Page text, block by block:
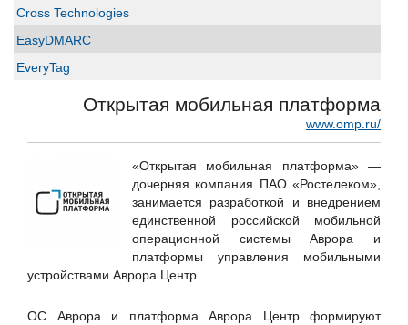
Cross Technologies
EasyDMARC
EveryTag
ICT-Online.ru «Инфокоммуникации онлайн»
LURE IT / ООО «Люр АйТи»
Positive Technologies
RSpectr
RuSIEM
Открытая мобильная платформа
www.omp.ru/
«Открытая мобильная платформа» —
дочерняя компания ПАО «Ростелеком»,
занимается разработкой и внедрением
единственной российской мобильной
операционной системы Аврора и
платформы управления мобильными
устройствами Аврора Центр.
ОС Аврора и платформа Аврора Центр формируют